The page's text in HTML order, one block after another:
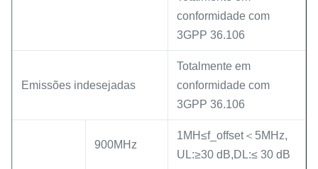
conformidade com
3GPP 36.106
Emissões indesejadas
Totalmente em
conformidade com
3GPP 36.106
900MHz
1MH≤f_offset＜5MHz,
UL:≥30 dB,DL:≤ 30 dB